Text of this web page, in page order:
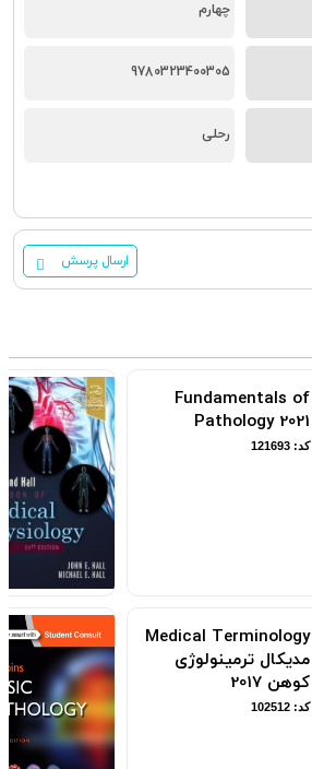
چهارم
9780323400305
رحلی
ارسال پرسش
Fundamentals of
Pathology 2021
کد: 121693
Medical Terminology
مدیکال ترمینولوژی
کوهن 2017
کد: 102512